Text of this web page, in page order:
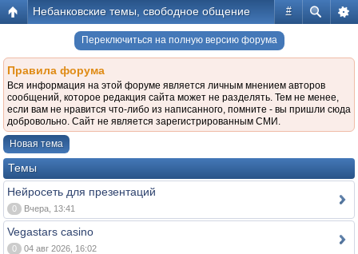
#
Небанковские темы, свободное общение
Переключиться на полную версию форума
Правила форума
Вся информация на этой форуме является личным мнением авторов
сообщений, которое редакция сайта может не разделять. Тем не менее,
если вам не нравится что-либо из написанного, помните - вы пришли сюда
добровольно. Сайт не является зарегистрированным СМИ.
Новая тема
Темы
Нейросеть для презентаций
0 Вчера, 13:41
Vegastars casino
0 04 авг 2026, 16:02